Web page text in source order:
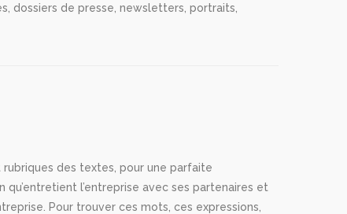
dossiers de presse, newsletters, portraits,
des textes, pour une parfaite
l’entreprise avec ses partenaires et
Pour trouver ces mots, ces expressions,